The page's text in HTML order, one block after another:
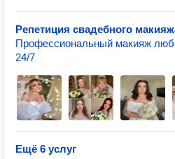
Репетиция свадебного
Профессиональный макияж
24/7
Ещё 6 услуг